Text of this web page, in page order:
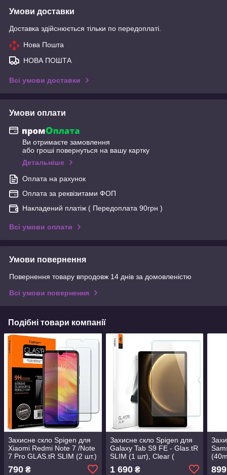
Умови доставки
Доставка здійснюється тільки по передоплаті.
Нова Пошта
НОВА ПОШТА
Всі умови доставки
Умови оплати
Ви отримаєте замовлення
або гроші повернуться на вашу картку
Детальніше
Оплата на рахунок
Оплата за реквізитами ФОП
Накладений платіж ( Передоплата 90грн )
Всі умови оплати
Умови повернення
Повернення товару впродовж 14 днів за домовленістю
Всі умови повернення
Подібні товари компанії
Захисне скло Spigen для
Xiaomi Redmi Note 7 /Note
7 Pro GLAS.tR SLIM (2 шт.)
790 ₴
Захисне скло Spigen для
Galaxy Tab S9 FE - Glas.tR
SLIM (1 шт), Clear (
1 690₴ 899